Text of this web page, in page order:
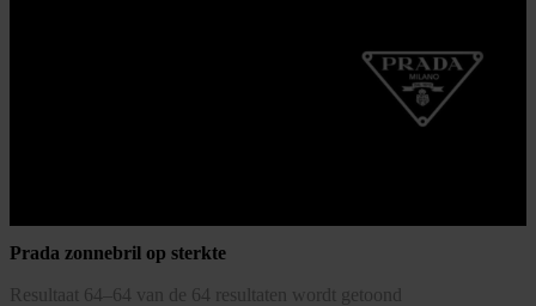
Prada zonnebril op sterkte
Resultaat 64–64 van de 64 resultaten wordt getoond